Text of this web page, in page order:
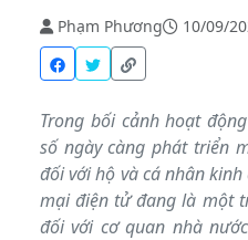
Phạm Phương
10/09/
Trong bối cảnh hoạt
số ngày càng phát triển
đối với hộ và cá nhân
mại điện tử đang là một
đối với cơ quan nhà